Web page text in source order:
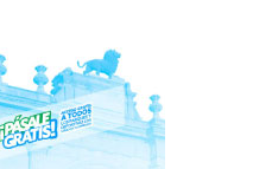
riesgo para quienes
transitan por la vía
principal objetivo
consecuencias fatales,